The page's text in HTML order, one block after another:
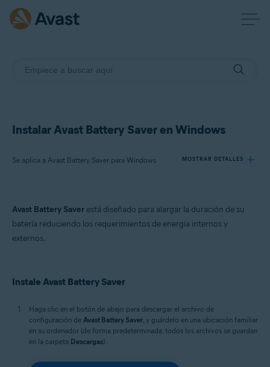
Instalar Avast Battery Saver en Windows
Se aplica a Avast Battery Saver para Windows MOSTRAR DETALLES
Productos:
Avast Battery Saver 22.x para Windows
Microsoft Windows 8.1/Pro/Enterprise - 32 o 64 bits
Microsoft Windows 7 Home Basic/Home
Premium/Professional/Enterprise/Ultimate - Service Pack 1, 32 o 64 bits
Avast Battery Saver está diseñado para alargar la duración de su
batería reduciendo los requerimientos de energía internos y
externos.
Instale Avast Battery Saver
Haga clic en el botón de abajo para descargar el archivo de
configuración de Avast Battery Saver, y guárdelo en una ubicación familiar
en su ordenador (de forma predeterminada, todos los archivos se guardan
en la carpeta Descargas).